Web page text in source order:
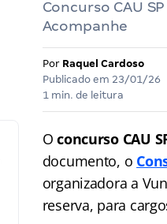
Concurso CAU
Acompanhe
Por Raquel Cardoso
Publicado em 23/01/26
1 min. de leitura
Oconcurso CAU
documento, o
organizadora a
reserva, para